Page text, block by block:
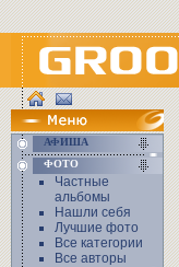
АФИША
ФОТО
Частные
альбомы
Нашли себя
Лучшие фото
Все категории
Все авторы